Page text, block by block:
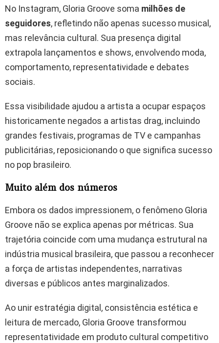
No Instagram, Gloria Groove soma milhões de
seguidores, refletindo não apenas sucesso musical,
mas relevância cultural. Sua presença digital
extrapola lançamentos e shows, envolvendo moda,
comportamento, representatividade e debates
sociais.
Essa visibilidade ajudou a artista a ocupar espaços
historicamente negados a artistas drag, incluindo
grandes festivais, programas de TV e campanhas
publicitárias, reposicionando o que significa sucesso
no pop brasileiro.
Muito além dos números
Embora os dados impressionem, o fenômeno Gloria
Groove não se explica apenas por métricas. Sua
trajetória coincide com uma mudança estrutural na
indústria musical brasileira, que passou a reconhecer
a força de artistas independentes, narrativas
diversas e públicos antes marginalizados.
Ao unir estratégia digital, consistência estética e
leitura de mercado, Gloria Groove transformou
representatividade em produto cultural competitivo